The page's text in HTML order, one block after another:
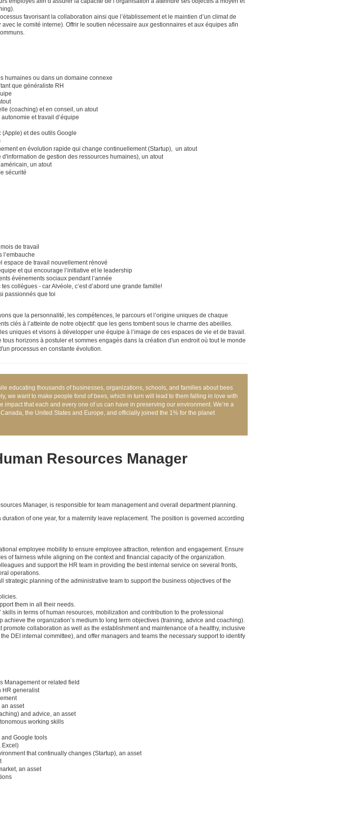
favorisant la collaboration ainsi que l’établissement et le maintien d’un climat de
le comité interne). Offrir le soutien nécessaire aux gestionnaires et aux équipes afin
humaines ou dans un domaine connexe
que généraliste RH
(coaching) et en conseil, un atout
et travail d’équipe
et des outils Google
en évolution rapide qui change continuellement (Startup), un atout
de gestion des ressources humaines), un atout
un atout
sécurité
de travail
l’embauche
espace de travail nouvellement rénové
et qui encourage l’initiative et le leadership
événements sociaux pendant l’année
collègues - car Alvéole, c’est d’abord une grande famille!
passionnés que toi
que la personnalité, les compétences, le parcours et l’origine uniques de chaque
clés à l’atteinte de notre objectif: que les gens tombent sous le charme des abeilles.
uniques et visons à développer une équipe à l’image de ces espaces de vie et de travail.
horizons à postuler et sommes engagés dans la création d'un endroit où tout le monde
processus en constante évolution.
educating thousands of businesses, organizations, schools, and families about bees
we want to make people fond of bees, which in turn will lead to them falling in love with
that each and every one of us can have in preserving our environment. We’re a
the United States and Europe, and officially joined the 1% for the planet
Resources Manager
Manager, is responsible for team management and overall department planning.
of one year, for a maternity leave replacement. The position is governed according
employee mobility to ensure employee attraction, retention and engagement. Ensure
of fairness while aligning on the context and financial capacity of the organization.
and support the HR team in providing the best internal service on several fronts,
operations.
strategic planning of the administrative team to support the business objectives of the
them in all their needs.
skills in terms of human resources, mobilization and contribution to the professional
achieve the organization’s medium to long term objectives (training, advice and coaching).
promote collaboration as well as the establishment and maintenance of a healthy, inclusive
DEI internal committee), and offer managers and teams the necessary support to identify
Management or related field
HR generalist
an asset
and advice, an asset
working skills
Google tools
Excel)
that continually changes (Startup), an asset
an asset